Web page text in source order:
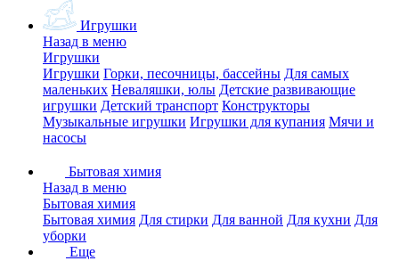
Игрушки
Назад в меню
Игрушки
Игрушки Горки, песочницы, бассейны Для самых
маленьких Неваляшки, юлы Детские развивающие
игрушки Детский транспорт Конструкторы
Музыкальные игрушки Игрушки для купания Мячи и
насосы
Бытовая химия
Назад в меню
Бытовая химия
Бытовая химия Для стирки Для ванной Для кухни Для
уборки
Еще